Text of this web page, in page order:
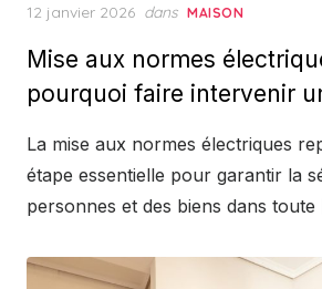
Posted
12 janvier 2026 dans MAISON
Mise aux normes
pourquoi faire intervenir
La mise aux normes électriques
étape essentielle pour garantir la
personnes et des biens dans